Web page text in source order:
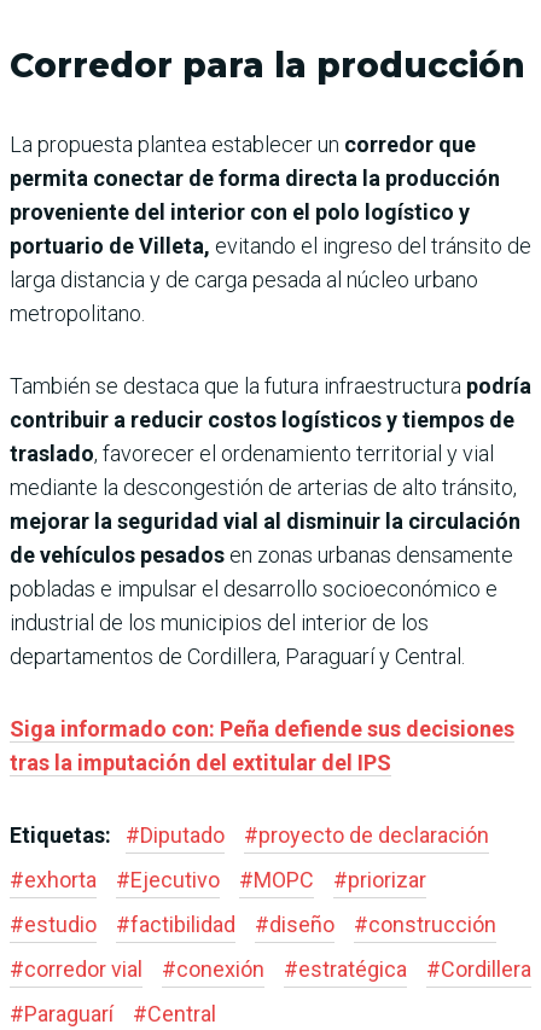
Corredor para la producción
La propuesta plantea establecer un corredor que
permita conectar de forma directa la producción
proveniente del interior con el polo logístico y
portuario de Villeta, evitando el ingreso del tránsito de
larga distancia y de carga pesada al núcleo urbano
metropolitano.
También se destaca que la futura infraestructura podría
contribuir a reducir costos logísticos y tiempos de
traslado, favorecer el ordenamiento territorial y vial
mediante la descongestión de arterias de alto tránsito,
mejorar la seguridad vial al disminuir la circulación
de vehículos pesados en zonas urbanas densamente
pobladas e impulsar el desarrollo socioeconómico e
industrial de los municipios del interior de los
departamentos de Cordillera, Paraguarí y Central.
Siga informado con: Peña defiende sus decisiones
tras la imputación del extitular del IPS
Etiquetas: #Diputado #proyecto de declaración
#exhorta #Ejecutivo #MOPC #priorizar
#estudio #factibilidad #diseño #construcción
#corredor vial #conexión #estratégica #Cordillera
#Paraguarí #Central